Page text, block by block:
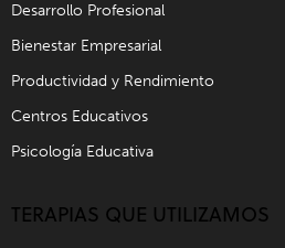
Desarrollo Profesional
Bienestar Empresarial
Productividad y Rendimiento
Centros Educativos
Psicología Educativa
TERAPIAS QUE UTILIZAMOS